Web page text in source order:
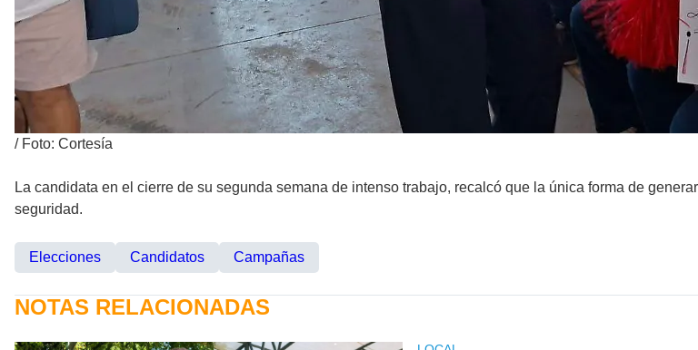
/ Foto: Cortesía
La candidata en el cierre de su segunda semana de intenso trabajo, recalcó que la única forma de
seguridad.
Elecciones Candidatos Campañas
NOTAS RELACIONADAS